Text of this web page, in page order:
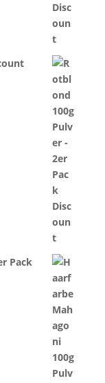
Pack